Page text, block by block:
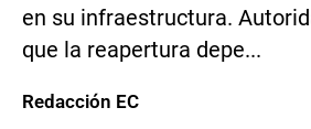
en su infraestructura.
que la reapertura depe...
Redacción EC